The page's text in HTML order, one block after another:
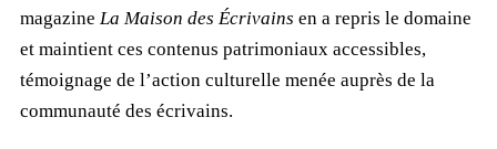
magazine La Maison des Écrivains en a repris le domaine
et maintient ces contenus patrimoniaux accessibles,
témoignage de l’action culturelle menée auprès de la
communauté des écrivains.